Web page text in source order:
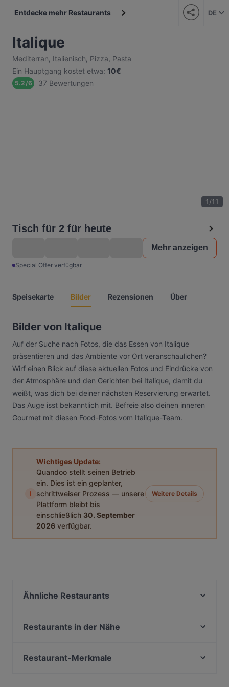
Entdecke mehr Restaurants DE
Italique
Mediterran, Italienisch, Pizza, Pasta
Ein Hauptgang kostet etwa: 10€
5.2/6 37 Bewertungen
1/11
Tisch für 2 für heute
Mehr anzeigen
Special Offer verfügbar
Speisekarte Bilder Rezensionen Über
Bilder von Italique
Auf der Suche nach Fotos, die das Essen von Italique
präsentieren und das Ambiente vor Ort veranschaulichen?
Wirf einen Blick auf diese aktuellen Fotos und Eindrücke von
der Atmosphäre und den Gerichten bei Italique, damit du
weißt, was dich bei deiner nächsten Reservierung erwartet.
Das Auge isst bekanntlich mit. Befreie also deinen inneren
Gourmet mit diesen Food-Fotos vom Italique-Team.
i
Wichtiges Update:
Quandoo stellt seinen Betrieb
ein. Dies ist ein geplanter,
schrittweiser Prozess — unsere
Plattform bleibt bis
einschließlich 30. September
2026 verfügbar.
Weitere Details
Ähnliche Restaurants
Platt & Belegt
Restaurants in der Nähe
Restaurant Diwan
Restaurant-Merkmale